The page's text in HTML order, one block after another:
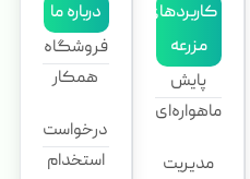
کاربردهای
مزرعه
پایش
ماهواره‌ای
مدیریت
درباره ما
فروشگاه
همکار
درخواست
استخدام